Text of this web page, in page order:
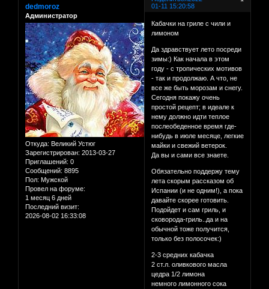
01-11 15:20:58
dedmoroz
Администратор
Откуда: Великий Устюг
Зарегистрирован: 2013-03-27
Приглашений: 0
Сообщений: 8895
Пол: Мужской
Провел на форуме:
1 месяц 6 дней
Последний визит:
2026-08-02 16:33:08
Кабачки на гриле с чили и
лимоном
Да здравствует лето посреди
зимы:) Как начала в этом
году - с тропических мотивов
- так и продолжаю. А что, не
все же быть морозам и снегу.
Сегодня покажу очень
простой рецепт; в идеале к
нему должно идти теплое
послеобеденное время где-
нибудь в июле месяце, легкие
майки и свежий ветерок.
Да вы и сами все знаете.
Обязательно поддержу тему
лета скорым рассказом об
Испании (и не одним!), а пока
давайте скорее готовить.
Подойдет и сам гриль, и
сковорода-гриль..да и на
обычной тоже получится,
только без полосочек:)
2-3 средних кабачка
2 ст.л. оливкового масла
цедра 1/2 лимона
немного лимонного сока